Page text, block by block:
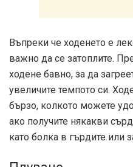
Въпреки че ходенето е
важно да се затоплите.
ходене бавно, за да
увеличите темпото си.
бързо, колкото можете
ако получите някакви
като болка в гърдите или